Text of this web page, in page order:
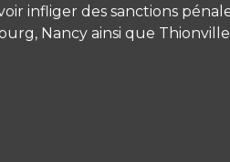
voir infliger des sanctions
Nancy ainsi que